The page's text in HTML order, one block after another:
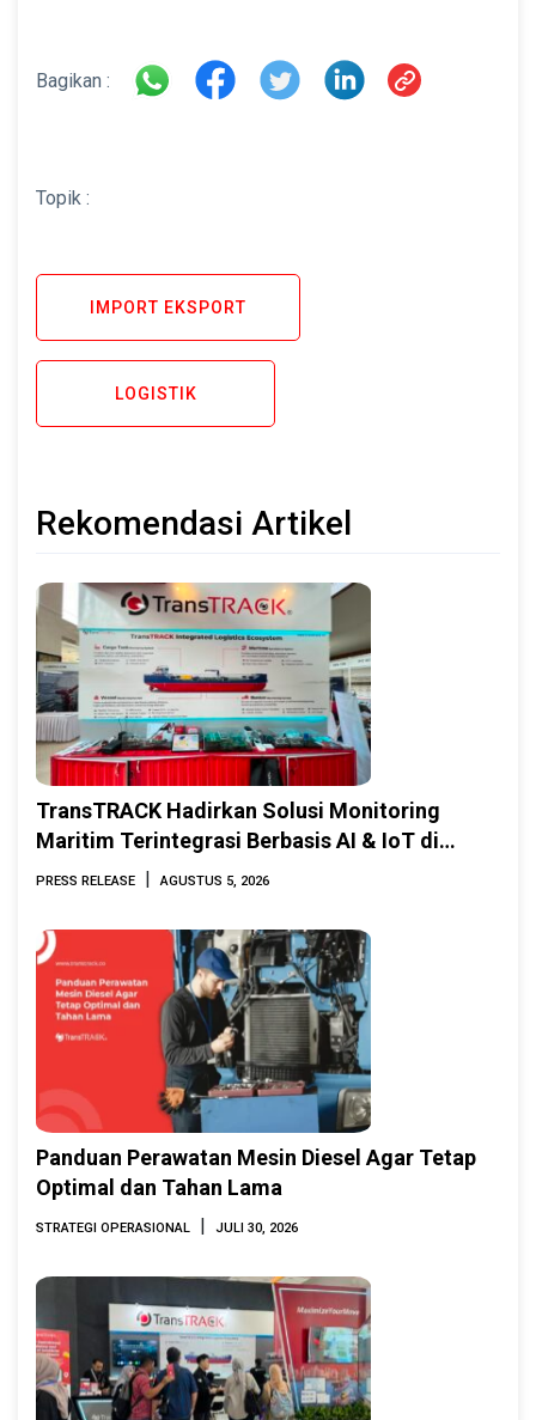
Bagikan :
Topik :
IMPORT EKSPORT
LOGISTIK
Rekomendasi Artikel
TransTRACK Hadirkan Solusi Monitoring
Maritim Terintegrasi Berbasis AI & IoT di
Indonesia Marine & Offshore Expo (IMOX)
PRESS RELEASE | AGUSTUS 5, 2026
Panduan Perawatan Mesin Diesel Agar Tetap
Optimal dan Tahan Lama
STRATEGI OPERASIONAL | JULI 30, 2026